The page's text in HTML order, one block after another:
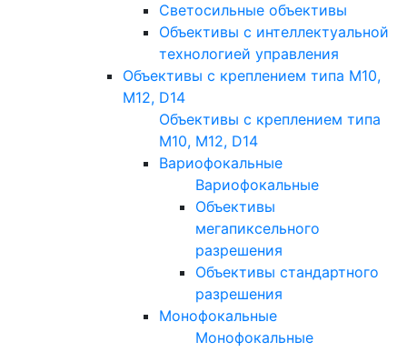
Светосильные объективы
Объективы с интеллектуальной
технологией управления
Объективы с креплением типа M10,
M12, D14
Объективы с креплением типа
M10, M12, D14
Вариофокальные
Вариофокальные
Объективы
мегапиксельного
разрешения
Объективы стандартного
разрешения
Монофокальные
Монофокальные